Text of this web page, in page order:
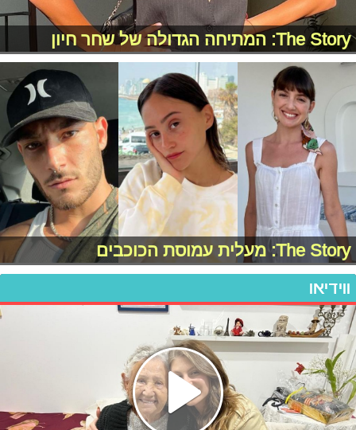
The Story: המתיחה הגדולה של שחר חיון
The Story: מעלית עמוסת הכוכבים
ווידיאו